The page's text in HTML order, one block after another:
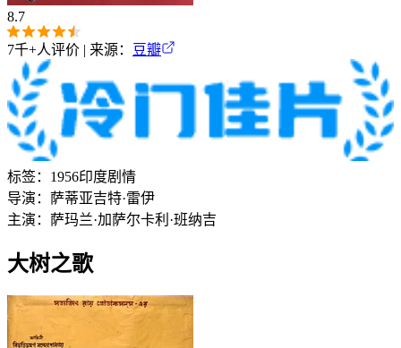
8.7
7千+人评价 | 来源： 豆瓣
标签： 1956印度剧情
导演： 萨蒂亚吉特·雷伊
主演： 萨玛兰·加萨尔卡利·班纳吉
大树之歌